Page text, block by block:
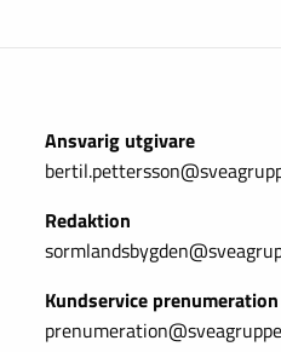
Ansvarig utgivare
Redaktion
Kundservice prenumeration